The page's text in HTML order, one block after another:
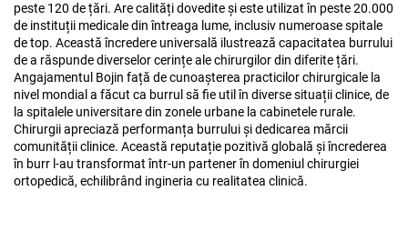
peste 120 de țări. Are calități dovedite și este utilizat în peste 20.000
de instituții medicale din întreaga lume, inclusiv numeroase spitale
de top. Această încredere universală ilustrează capacitatea burrului
de a răspunde diverselor cerințe ale chirurgilor din diferite țări.
Angajamentul Bojin față de cunoașterea practicilor chirurgicale la
nivel mondial a făcut ca burrul să fie util în diverse situații clinice, de
la spitalele universitare din zonele urbane la cabinetele rurale.
Chirurgii apreciază performanța burrului și dedicarea mărcii
comunității clinice. Această reputație pozitivă globală și încrederea
în burr l-au transformat într-un partener în domeniul chirurgiei
ortopedică, echilibrând ingineria cu realitatea clinică.